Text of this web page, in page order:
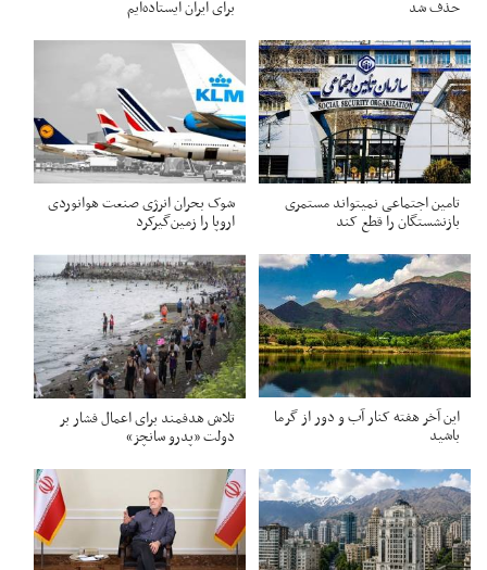
حذف شد برای ایران ایستاده‌ایم
تامین اجتماعی نمیتواند مستمری
بازنشستگان را قطع کند
شوک بحران انرژی صنعت هوانوردی
اروپا را زمین‌گیر‌کرد
این آخر هفته کنار آب و دور از گرما
باشید
تلاش هدفمند برای اعمال فشار بر
دولت «پدرو سانچز»